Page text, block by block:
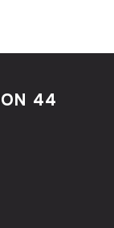
44